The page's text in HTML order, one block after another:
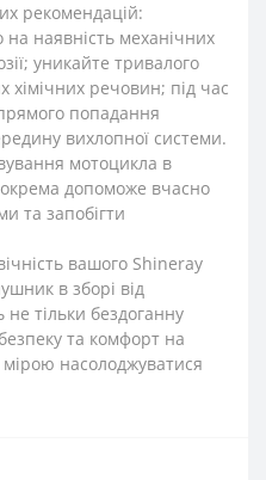
рекомендацій:
наявність механічних
уникайте тривалого
хімічних речовин; під час
попадання
вихлопної системи.
мотоцикла в
допоможе вчасно
та запобігти
вашого Shineray
в зборі від
тільки бездоганну
та комфорт на
насолоджуватися